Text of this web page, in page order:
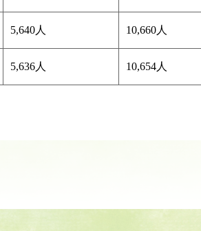
5,640人 10,660人
5,636人 10,654人